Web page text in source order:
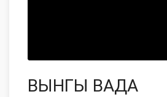
ВЫНГЫ ВАДА